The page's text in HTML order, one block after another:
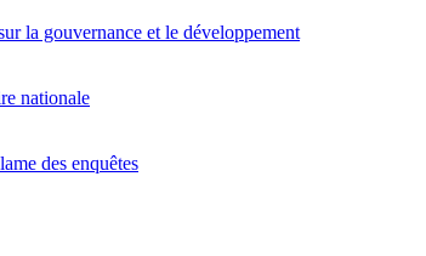
la gouvernance et le développement
nationale
des enquêtes